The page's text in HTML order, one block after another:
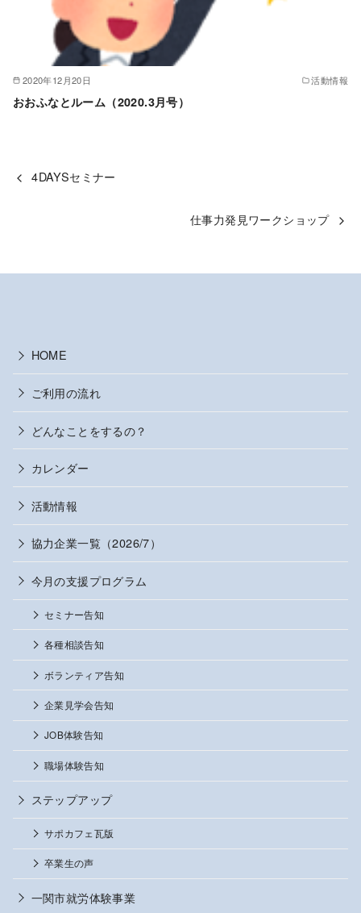
2020年12月20日 活動情報
おおふなとルーム（2020.3月号）
4DAYSセミナー
仕事力発見ワークショップ
HOME
ご利用の流れ
どんなことをするの？
カレンダー
活動情報
協力企業一覧（2026/7）
今月の支援プログラム
セミナー告知
各種相談告知
ボランティア告知
企業見学会告知
JOB体験告知
職場体験告知
ステップアップ
サポカフェ瓦版
卒業生の声
一関市就労体験事業